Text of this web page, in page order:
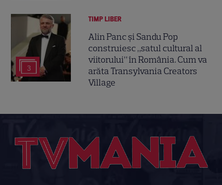
3
TIMP LIBER
Alin Panc și Sandu Pop
construiesc „satul cultural al
viitorului” în România. Cum va
arăta Transylvania Creators
Village